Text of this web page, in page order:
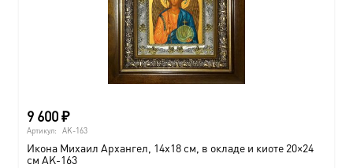
9 600₽
Артикул: AK-163
Икона Михаил Архангел, 14х18 см, в окладе и киоте 20×24
см AK-163